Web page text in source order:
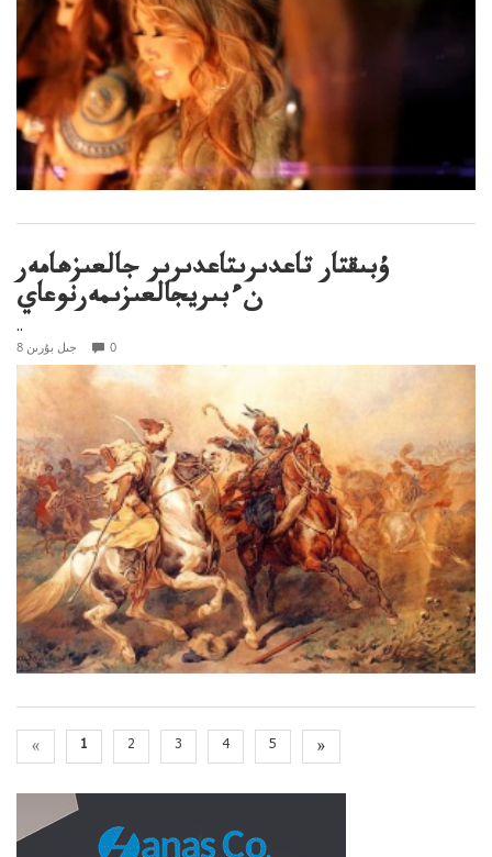
ۇبىقتار تاعدىرىتاعدىرىر جالعىزھامەر
نءبىريجالعىزىمەرنوعاي
..
8 جىل بۇرىن 0
« 1 2 3 4 5 »